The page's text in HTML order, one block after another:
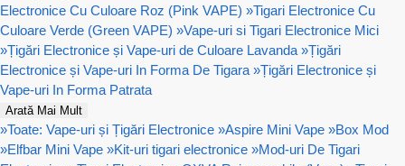
Electronice Cu Culoare Roz (Pink VAPE) »Tigari Electronice Cu
Culoare Verde (Green VAPE) »Vape-uri si Tigari Electronice Mici
»Țigări Electronice și Vape-uri de Culoare Lavanda »Țigări
Electronice și Vape-uri In Forma De Tigara »Țigări Electronice și
Vape-uri In Forma Patrata
Arată Mai Mult
»Toate: Vape-uri și Țigări Electronice »Aspire Mini Vape »Box Mod
»Elfbar Mini Vape »Kit-uri tigari electronice »Mod-uri De Tigari